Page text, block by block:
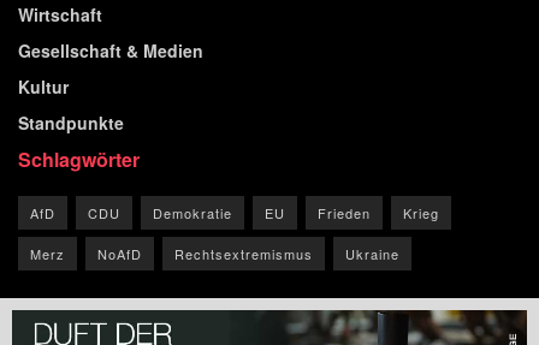
Wirtschaft
Gesellschaft & Medien
Kultur
Standpunkte
Schlagwörter
AfD CDU Demokratie EU Frieden Krieg
Merz NoAfD Rechtsextremismus Ukraine